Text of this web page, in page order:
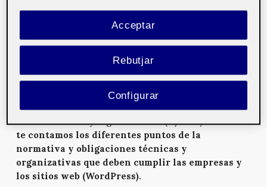
de cumplimiento del RGPD, todavía hay muchas pymes
que están haciendo poco o nada ante esta nueva
En esta charla repasamos el estado actual de la
normativa de protección de datos y las principales
novedades que establece RGPD (GDPR en inglés) en
relación con la ley orgánica LOPD (15/1999). Además
te contamos los diferentes puntos de la
normativa y obligaciones técnicas y
organizativas que deben cumplir las empresas y
los sitios web (WordPress).
Rebutjar
Acceptar
Configurar